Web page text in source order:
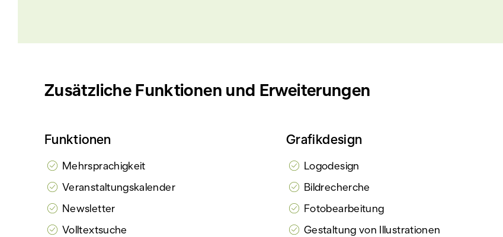
Zusätzliche Funktionen und Erweiterungen
Funktionen
Mehrsprachigkeit
Veranstaltungskalender
Newsletter
Volltextsuche
Grafikdesign
Logodesign
Bildrecherche
Fotobearbeitung
Gestaltung von Illustrationen